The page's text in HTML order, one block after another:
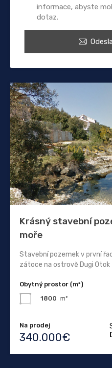
informace, abyste
dotaz.
Krásný stavební
moře
Stavební pozemek v první
zátoce na ostrově Dugi
Obytný prostor (m²)
1800 m²
Na prodej
340.000€